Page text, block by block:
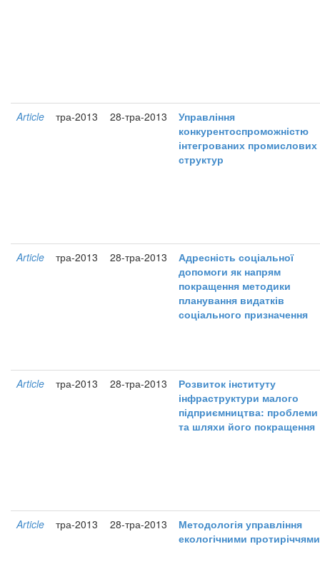
Article тра-2013 28-тра-2013
Управління
конкурентоспроможністю
інтегрованих промислових
структур
Article тра-2013 28-тра-2013
Адресність соціальної
допомоги як напрям
покращення методики
планування видатків
соціального призначення
Article тра-2013 28-тра-2013
Розвиток інституту
інфраструктури малого
підприємництва: проблеми
та шляхи його покращення
Article тра-2013 28-тра-2013
Методологія управління
екологічними протиріччями